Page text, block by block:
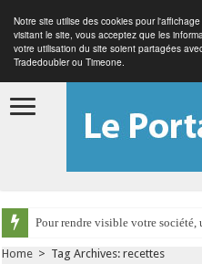
Notre site utilise des cookies pour
visitant le site, vous acceptez que les
votre utilisation du site soient partagées
Tradedoubler ou Timeone.
Pour rendre visible votre
Home > Tag Archives: recettes